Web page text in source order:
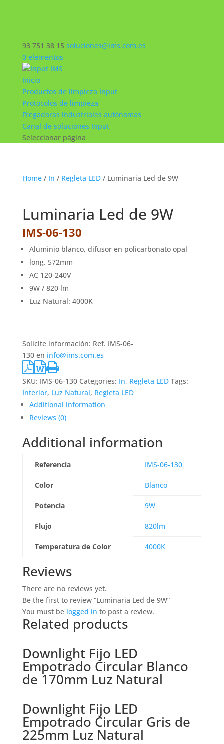
93 751 38 15 soluciones@ims.com.es
0 elementos
Inicio
Productos de limpieza Input
Protocolos de limpieza
Fregadoras industriales autónomas
Canal de soluciones Input
Seleccionar página
Home/ In / Regleta LED/ Luminaria Led de 9W
Luminaria Led de 9W
IMS-06-130
Aluminio blanco, difusor en policarbonato opal
long. 572mm
AC 120-240V
9W / 820 lm
Luz Natural: 4000K
Solicite información: Ref. IMS-06-
130 en info@ims.com.es
SKU: IMS-06-130 Categories: In, Regleta LED Tags:
Interior, Luz Natural, Regleta LED
Additional information
Reviews (0)
Additional information
Referencia IMS-06-130
Color Blanco
Potencia 9W
Flujo 820lm
Temperatura de Color 4000K
Reviews
There are no reviews yet.
Be the first to review “Luminaria Led de 9W”
You must be logged in to post a review.
Related products
Downlight Fijo LED
Empotrado Circular Blanco
de 170mm Luz Natural
Downlight Fijo LED
Empotrado Circular Gris de
225mm Luz Natural